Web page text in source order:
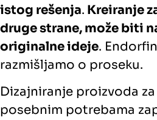
istog rešenja. Kreiranje
druge strane, može biti
originalne ideje.
razmišljamo o proseku.
Dizajniranje proizvoda
posebnim potrebama